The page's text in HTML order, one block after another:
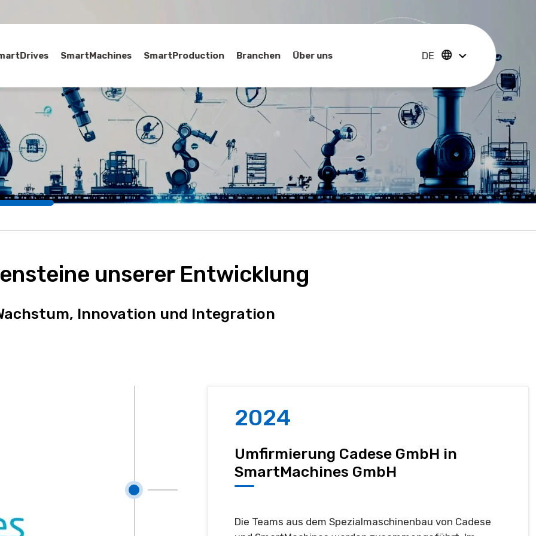
SmartMachines SmartProduction Branchen Über uns DE
unserer Entwicklung
Innovation und Integration
2024
Umfirmierung Cadese GmbH in
SmartMachines GmbH
Die Teams aus dem Spezialmaschinenbau von Cadese